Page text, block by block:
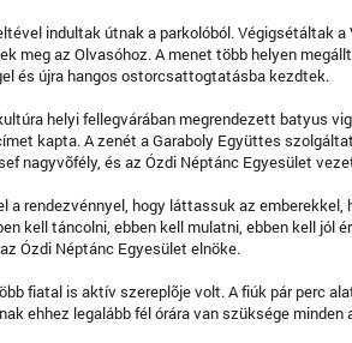
indultak útnak a parkolóból. Végigsétáltak a
meg az Olvasóhoz. A menet több helyen
és újra hangos ostorcsattogtatásba kezdtek.
helyi fellegvárában megrendezett batyus
kapta. A zenét a Garaboly Együttes
nagyvõfély, és az Ózdi Néptánc Egyesület
a rendezvénnyel, hogy láttassuk az emberekkel,
kell táncolni, ebben kell mulatni, ebben kell jól
Ózdi Néptánc Egyesület elnöke.
fiatal is aktív szereplõje volt. A fiúk pár perc
ehhez legalább fél órára van szüksége minden